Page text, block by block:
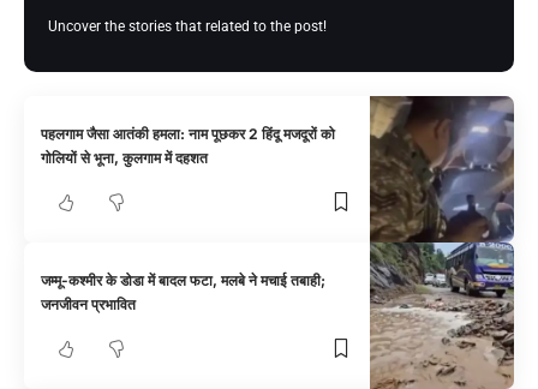
Uncover the stories that related to the post!
पहलगाम जैसा आतंकी हमला: नाम पूछकर 2 हिंदू मजदूरों को
गोलियों से भूना, कुलगाम में दहशत
जम्मू-कश्मीर के डोडा में बादल फटा, मलबे ने मचाई तबाही;
जनजीवन प्रभावित